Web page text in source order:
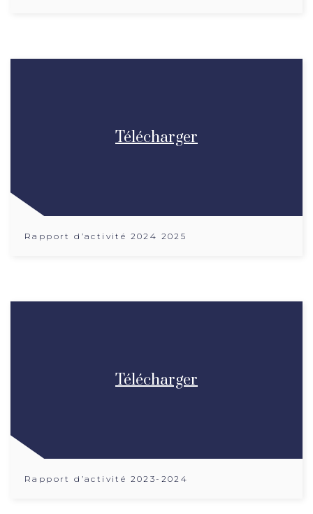
Télécharger
Rapport d’activité 2024 2025
Télécharger
Rapport d’activité 2023-2024